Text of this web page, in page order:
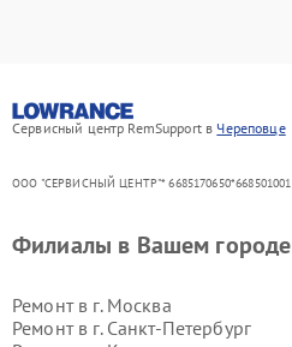
Сервисный центр RemSupport в Череповце
ООО "СЕРВИСНЫЙ ЦЕНТР"* 6685170650*668501001
Филиалы в Вашем городе
Ремонт в г. Москва
Ремонт в г. Санкт-Петербург